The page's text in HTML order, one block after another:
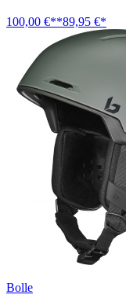
100,00 €**89,95 €*
Bolle